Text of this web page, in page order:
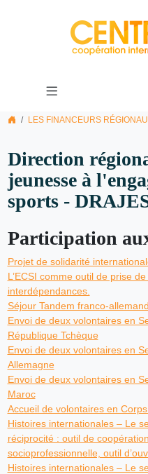
LES FINANCEURS
Direction
jeunesse à
sports -
Participation
Projet de solidarité
L’ECSI comme outil de prise
interdépendances.
Séjour Tandem franco-allemand
Envoi de deux volontaires en
République Tchèque
Envoi de deux volontaires en
Allemagne
Envoi de deux volontaires en
Maroc
Accueil de volontaires en
Histoires internationales – Le
réciprocité : outil de
socioprofessionnelle, outil
Histoires internationales – Le